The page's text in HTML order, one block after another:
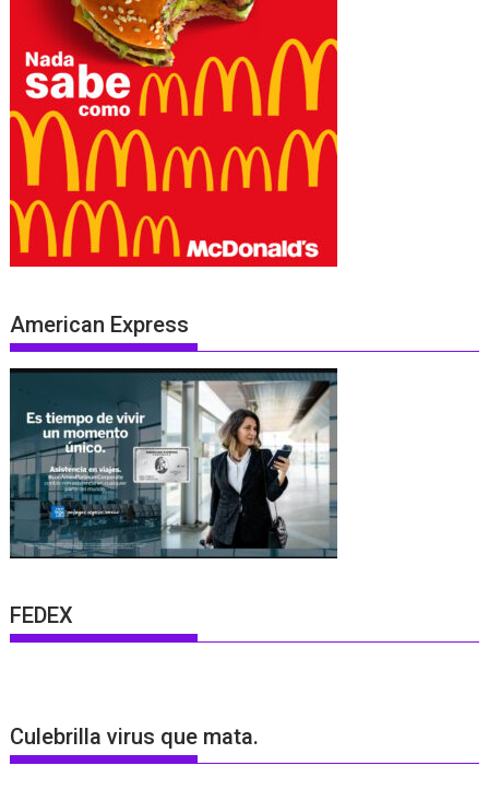
American Express
FEDEX
Culebrilla virus que mata.